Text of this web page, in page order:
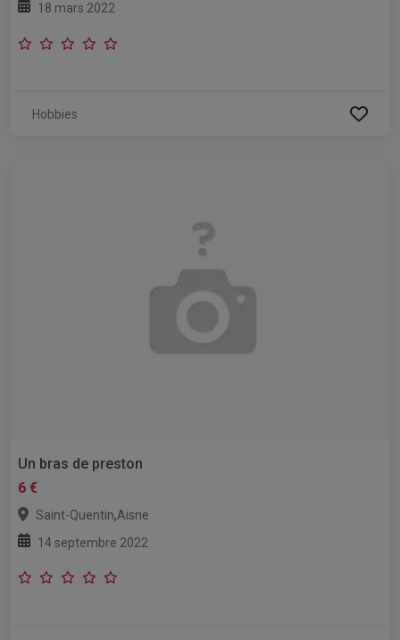
18 mars 2022
Hobbies
Un bras de preston
6 €
Saint-Quentin,Aisne
14 septembre 2022